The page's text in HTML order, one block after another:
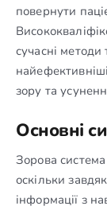
повернути
сучасні методи
зору та
Основні
Зорова
оскільки
інформації з